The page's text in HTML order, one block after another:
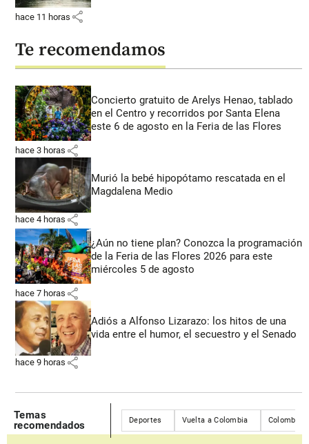
hace 11 horas share
Te recomendamos
Concierto gratuito de Arelys Henao, tablado
en el Centro y recorridos por Santa Elena
este 6 de agosto en la Feria de las Flores
hace 3 horas share
Murió la bebé hipopótamo rescatada en el
Magdalena Medio
hace 4 horas share
¿Aún no tiene plan? Conozca la programación
de la Feria de las Flores 2026 para este
miércoles 5 de agosto
hace 7 horas share
Adiós a Alfonso Lizarazo: los hitos de una
vida entre el humor, el secuestro y el Senado
hace 9 horas share
Temas
recomendados
Deportes Vuelta a Colombia Colombia